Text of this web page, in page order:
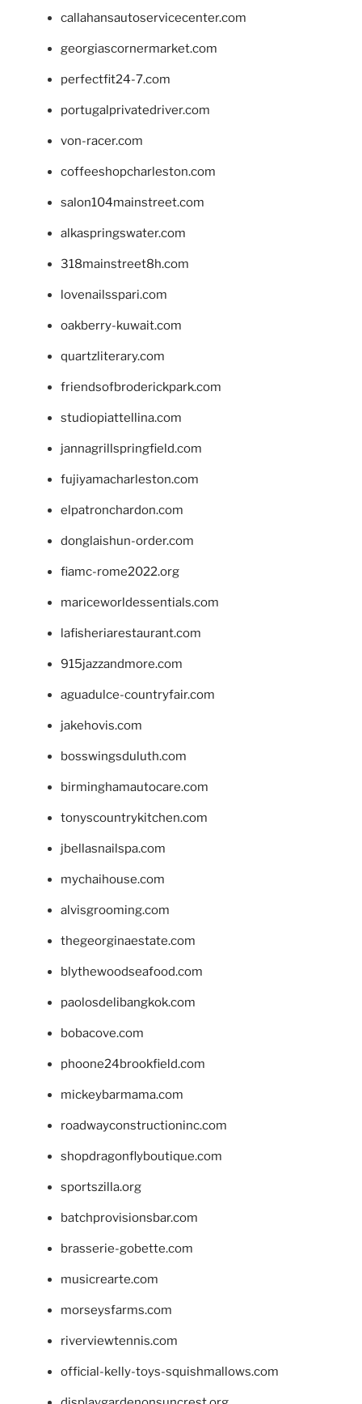
callahansautoservicecenter.com
georgiascornermarket.com
perfectfit24-7.com
portugalprivatedriver.com
von-racer.com
coffeeshopcharleston.com
salon104mainstreet.com
alkaspringswater.com
318mainstreet8h.com
lovenailsspari.com
oakberry-kuwait.com
quartzliterary.com
friendsofbroderickpark.com
studiopiattellina.com
jannagrillspringfield.com
fujiyamacharleston.com
elpatronchardon.com
donglaishun-order.com
fiamc-rome2022.org
mariceworldessentials.com
lafisheriarestaurant.com
915jazzandmore.com
aguadulce-countryfair.com
jakehovis.com
bosswingsduluth.com
birminghamautocare.com
tonyscountrykitchen.com
jbellasnailspa.com
mychaihouse.com
alvisgrooming.com
thegeorginaestate.com
blythewoodseafood.com
paolosdelibangkok.com
bobacove.com
phoone24brookfield.com
mickeybarmama.com
roadwayconstructioninc.com
shopdragonflyboutique.com
sportszilla.org
batchprovisionsbar.com
brasserie-gobette.com
musicrearte.com
morseysfarms.com
riverviewtennis.com
official-kelly-toys-squishmallows.com